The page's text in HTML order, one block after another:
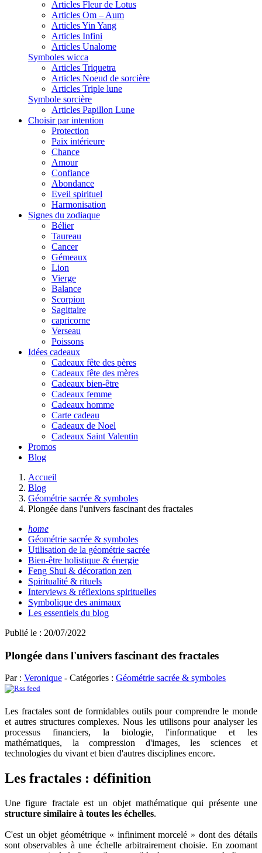
Articles Fleur de Lotus
Articles Om – Aum
Articles Yin Yang
Articles Infini
Articles Unalome
Symboles wicca
Articles Triquetra
Articles Noeud de sorcière
Articles Triple lune
Symbole sorcière
Articles Papillon Lune
Choisir par intention
Protection
Paix intérieure
Chance
Amour
Confiance
Abondance
Eveil spirituel
Harmonisation
Signes du zodiaque
Bélier
Taureau
Cancer
Gémeaux
Lion
Vierge
Balance
Scorpion
Sagittaire
capricorne
Verseau
Poissons
Idées cadeaux
Cadeaux fête des pères
Cadeaux fête des mères
Cadeaux bien-être
Cadeaux femme
Cadeaux homme
Carte cadeau
Cadeaux de Noel
Cadeaux Saint Valentin
Promos
Blog
Accueil
Blog
Géométrie sacrée & symboles
Plongée dans l'univers fascinant des fractales
home
Géométrie sacrée & symboles
Utilisation de la géométrie sacrée
Bien-être holistique & énergie
Feng Shui & décoration zen
Spiritualité & rituels
Interviews & réflexions spirituelles
Symbolique des animaux
Les essentiels du blog
Publié le : 20/07/2022
Plongée dans l'univers fascinant des fractales
Par : Veronique - Catégories : Géométrie sacrée & symboles
Les fractales sont de formidables outils pour comprendre le monde
et autres structures complexes. Nous les utilisons pour analyser les
processus financiers, la biologie, l'informatique et les
mathématiques, la compression d'images, les sciences et
technologies du vivant et bien d'autres disciplines encore.
Les fractales : définition
Une figure fractale est un objet mathématique qui présente une
structure similaire à toutes les échelles.
C'est un objet géométrique « infiniment morcelé » dont des détails
sont observables à une échelle arbitrairement choisie. En zoomant